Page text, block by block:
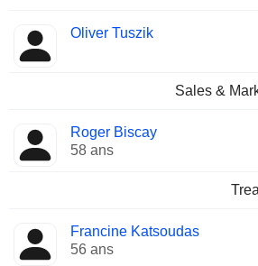
Oliver Tuszik
Sales &
Roger Biscay
58 ans
Francine Katsoudas
56 ans